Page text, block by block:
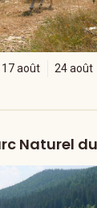
17 août 24 août
Naturel